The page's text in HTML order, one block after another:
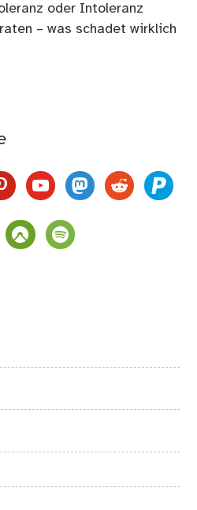
oder Intoleranz
– was schadet wirklich
youtubemastodon
reddit paypal
komootspotify